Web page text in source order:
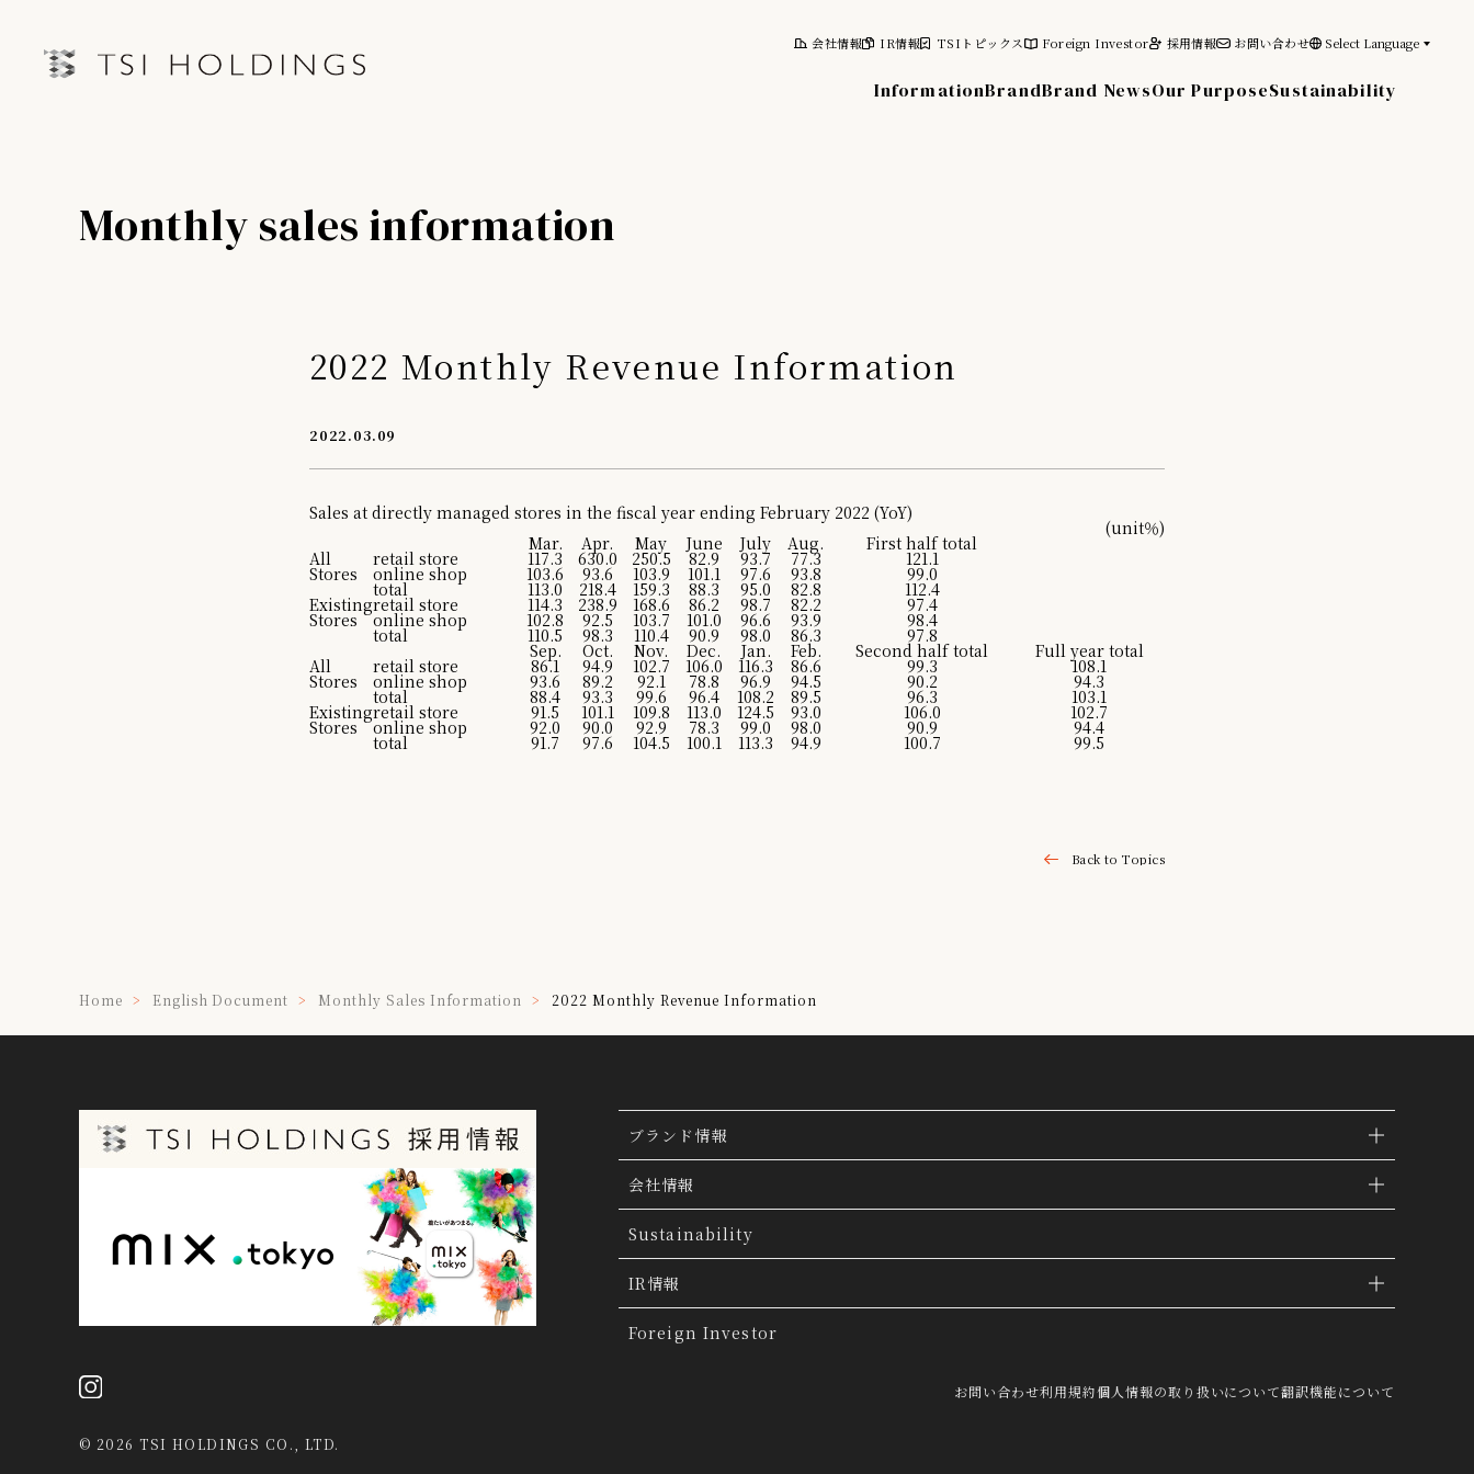
Brand
会社情報 IR情報
IRライブラリー
月次売上情報
株主優待制度
TSIトピックス Foreign Investor 採用情報 お問い合わせ Select Language
InformationBrandBrand NewsOur PurposeSustainability
Monthly sales information
2022 Monthly Revenue Information
2022.03.09
Sales at directly managed stores in the fiscal year ending February 2022 (YoY)
(unit％)
Mar. Apr. May June July Aug. First half total
All
Stores
retail store 117.3 630.0 250.5 82.9 93.7 77.3 121.1
online shop 103.6 93.6 103.9 101.1 97.6 93.8 99.0
total 113.0 218.4 159.3 88.3 95.0 82.8 112.4
Existing
Stores
retail store 114.3 238.9 168.6 86.2 98.7 82.2 97.4
online shop 102.8 92.5 103.7 101.0 96.6 93.9 98.4
total 110.5 98.3 110.4 90.9 98.0 86.3 97.8
Sep. Oct. Nov. Dec. Jan. Feb. Second half total Full year total
All
Stores
retail store 86.1 94.9 102.7 106.0 116.3 86.6 99.3 108.1
online shop 93.6 89.2 92.1 78.8 96.9 94.5 90.2 94.3
total 88.4 93.3 99.6 96.4 108.2 89.5 96.3 103.1
Existing
Stores
retail store 91.5 101.1 109.8 113.0 124.5 93.0 106.0 102.7
online shop 92.0 90.0 92.9 78.3 99.0 98.0 90.9 94.4
total 91.7 97.6 104.5 100.1 113.3 94.9 100.7 99.5
Back to Topics
Home English Document Monthly Sales Information 2022 Monthly Revenue Information
ブランド情報
ブランド検索
ブランドトピックス
「ファッションの力を信じよう」
会社情報
TSI トピックス
会社概要
会社沿革
Sustainability
IR情報
IR情報
Foreign Investor
お問い合わせ利用規約個人情報の取り扱いについて翻訳機能について
© 2026 TSI HOLDINGS CO., LTD.